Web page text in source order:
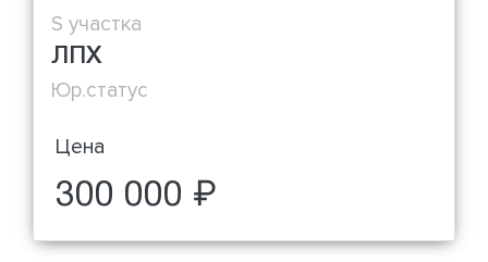
S участка
ЛПХ
Юр.статус
Цена
300 000 ₽